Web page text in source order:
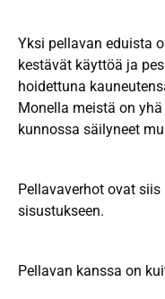
Yksi pellavan eduista
kestävät käyttöä ja
hoidettuna
Monella meistä on
kunnossa säilyneet
Pellavaverhot ovat
sisustukseen.
Pellavan kanssa on